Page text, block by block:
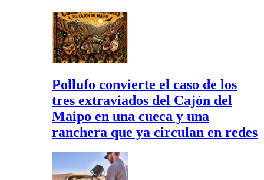
Pollufo convierte el caso de los
tres extraviados del Cajón del
Maipo en una cueca y una
ranchera que ya circulan en redes